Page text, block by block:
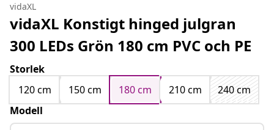
vidaXL
vidaXL Konstigt hinged julgran
300 LEDs Grön 180 cm PVC och PE
Storlek
120 cm
150 cm 180 cm 210 cm
240 cm
Modell